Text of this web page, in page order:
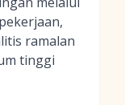
ramalan
tinggi